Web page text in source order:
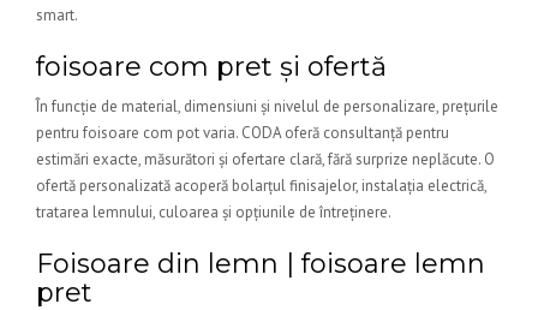
smart.
foisoare com pret și ofertă
În funcție de material, dimensiuni și nivelul de personalizare, prețurile
pentru foisoare com pot varia. CODA oferă consultanță pentru
estimări exacte, măsurători și ofertare clară, fără surprize neplăcute. O
ofertă personalizată acoperă bolarțul finisajelor, instalația electrică,
tratarea lemnului, culoarea și opțiunile de întreținere.
Foisoare din lemn | foisoare lemn
pret